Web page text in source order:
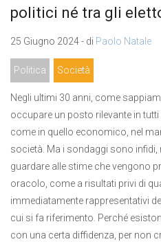
politici né tra gli
25 Giugno 2024 - di Paolo Natale
Politica Società
Negli ultimi 30 anni, come
occupare un posto rilevante in
come in quello economico, nel
società. Ma i sondaggi sono infidi,
guardare alle stime che vengono
oracolo, come a risultati privi di
immediatamente rappresentativi
cui si fa riferimento. Perché
con una certa diffidenza, per non